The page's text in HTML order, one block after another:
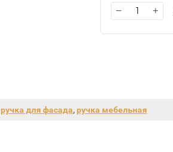
− +
ручка для фасада,ручка мебельная